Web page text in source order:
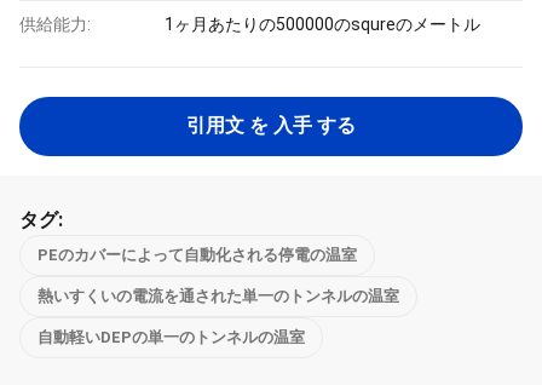
供給能力: 1ヶ月あたりの500000のsqureのメートル
引用文 を 入手 する
タグ:
PEのカバーによって自動化される停電の温室
熱いすくいの電流を通された単一のトンネルの温室
自動軽いDEPの単一のトンネルの温室